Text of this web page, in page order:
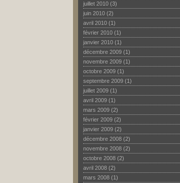
juillet 2010 (3)
juin 2010 (2)
avril 2010 (1)
février 2010 (1)
janvier 2010 (1)
décembre 2009 (1)
novembre 2009 (1)
octobre 2009 (1)
septembre 2009 (1)
juillet 2009 (1)
avril 2009 (1)
mars 2009 (2)
février 2009 (2)
janvier 2009 (2)
décembre 2008 (2)
novembre 2008 (2)
octobre 2008 (2)
avril 2008 (2)
mars 2008 (1)